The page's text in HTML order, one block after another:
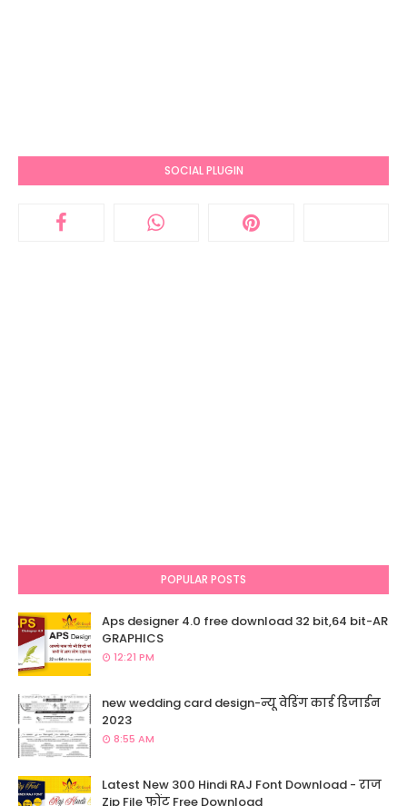
SOCIAL PLUGIN
POPULAR POSTS
Aps designer 4.0 free download 32 bit,64 bit-AR
GRAPHICS
12:21 PM
new wedding card design-न्यू वेडिंग कार्ड डिजाईन
2023
8:55 AM
Latest New 300 Hindi RAJ Font Download - राज
Zip File फोंट Free Download